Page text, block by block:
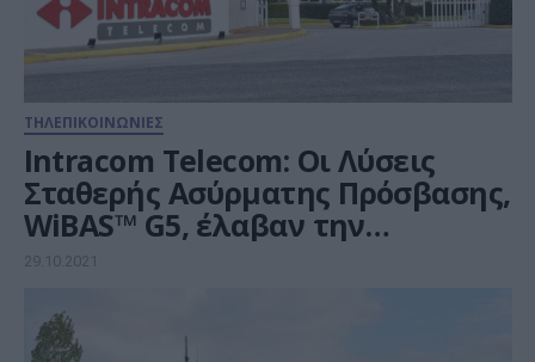
ΤΗΛΕΠΙΚΟΙΝΩΝΙΕΣ
Intracom Telecom: Οι Λύσεις
Σταθερής Ασύρματης Πρόσβασης,
WiBAS™ G5, έλαβαν την
πιστοποίηση FCC των ΗΠΑ
29.10.2021